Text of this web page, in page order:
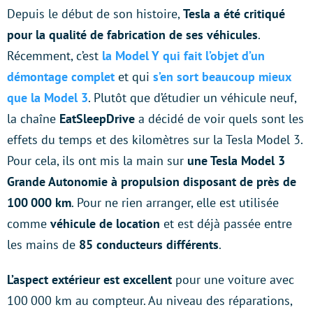
Depuis le début de son histoire,Tesla a été critiqué
pour la qualité de fabrication de ses véhicules.
Récemment, c’est la Model Y qui fait l’objet d’un
démontage complet et qui s’en sort beaucoup mieux
que la Model 3. Plutôt que d’étudier un véhicule neuf,
la chaîne EatSleepDrive a décidé de voir quels sont les
effets du temps et des kilomètres sur la Tesla Model 3.
Pour cela, ils ont mis la main sur une Tesla Model 3
Grande Autonomie à propulsion disposant de près de
100 000 km. Pour ne rien arranger, elle est utilisée
comme véhicule de location et est déjà passée entre
les mains de 85 conducteurs différents.
L’aspect extérieur est excellent pour une voiture avec
100 000 km au compteur. Au niveau des réparations,